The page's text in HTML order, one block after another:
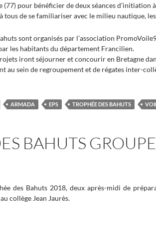
pour bénéficier de deux séances d’initiation
tous de se familiariser avec le milieu nautique,
sont organisés par l’association
les habitants du département Francilien.
iront séjourner et concourir en Bretagne
au sein de regroupement et de régates inter-
ARMADA EPS TROPHÉE DES BAHUTS
BAHUTS
des Bahuts 2018, deux après-midi de
collège Jean Jaurès.